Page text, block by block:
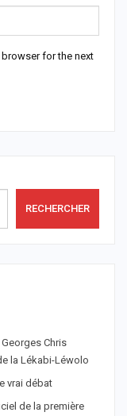
for the next
RECHERCHER
Chris
la Lékabi-Léwolo
vrai débat
de la première